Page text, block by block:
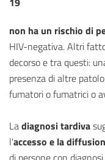
non ha un rischio di
HIV-negativa. Altri
decorso e tra questi:
presenza di altre
fumatori o fumatrici o
Ladiagnosi tardiva
l'accesso e la